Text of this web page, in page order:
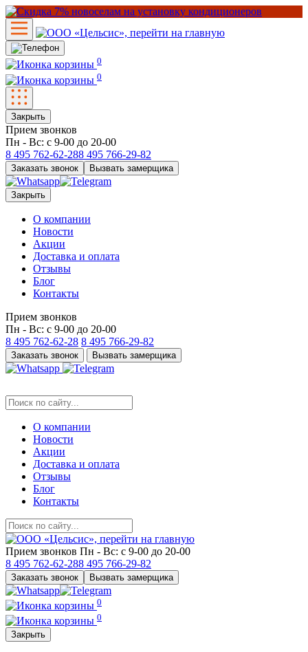
0
0
Закрыть
Прием звонков
Пн - Вс: с 9-00 до 20-00
8 495 762-62-288 495 766-29-82
Заказать звонок Вызвать замерщика
Закрыть
О компании
Новости
Акции
Доставка и оплата
Отзывы
Блог
Контакты
Прием звонков
Пн - Вс: с 9-00 до 20-00
8 495 762-62-28 8 495 766-29-82
Заказать звонок Вызвать замерщика
О компании
Новости
Акции
Доставка и оплата
Отзывы
Блог
Контакты
Прием звонков Пн - Вс: с 9-00 до 20-00
8 495 762-62-288 495 766-29-82
Заказать звонок Вызвать замерщика
0
0
Закрыть